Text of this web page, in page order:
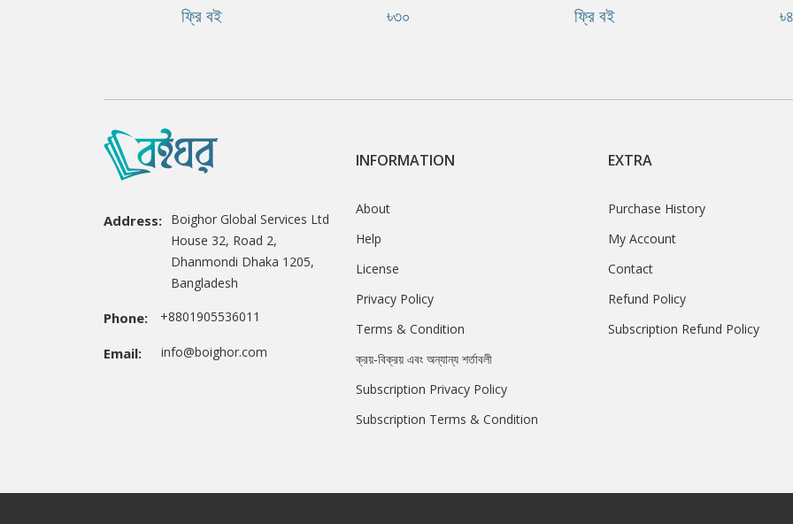
ফ্রি বই ৳৩০ ফ্রি বই
Address: Boighor Global Services Ltd
House 32, Road 2,
Dhanmondi Dhaka 1205,
Bangladesh
Phone: +8801905536011
Email: info@boighor.com
INFORMATION
About
Help
License
Privacy Policy
Terms & Condition
ক্রয়-বিক্রয় এবং অন্যান্য শর্তাবলী
Subscription Privacy Policy
Subscription Terms & Condition
EXTRA
Purchase History
My Account
Contact
Refund Policy
Subscription Refund Policy